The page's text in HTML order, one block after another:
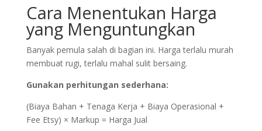
Cara Menentukan Harga
yang Menguntungkan
Banyak pemula salah di bagian ini. Harga terlalu murah
membuat rugi, terlalu mahal sulit bersaing.
Gunakan perhitungan sederhana:
(Biaya Bahan + Tenaga Kerja + Biaya Operasional +
Fee Etsy) × Markup = Harga Jual